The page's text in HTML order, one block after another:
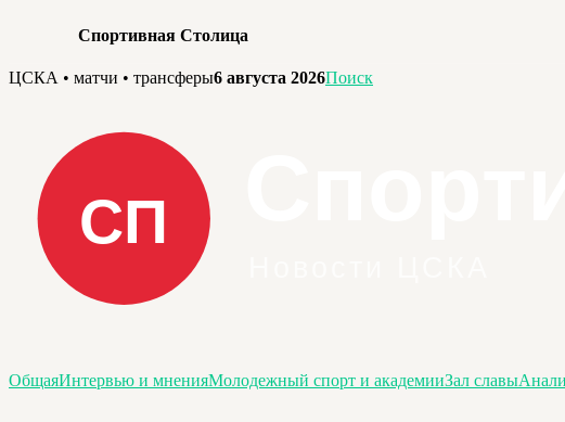
Спортивная Столица
Перейти
содержимому
ЦСКА • матчи • трансферы6 августа 2026Поиск
ОбщаяИнтервью и мненияМолодежный спорт и академииЗал славы